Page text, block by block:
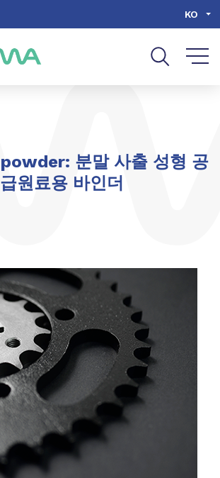
KO
powder: 분말 사출 성형 공
급원료용 바인더